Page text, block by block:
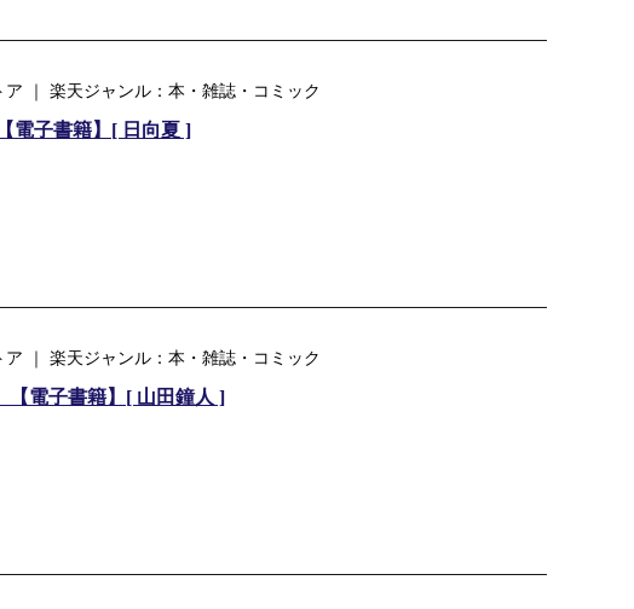
｜ 楽天ジャンル：本・雑誌・コミック
電子書籍】[ 日向夏 ]
｜ 楽天ジャンル：本・雑誌・コミック
【電子書籍】[ 山田鐘人 ]